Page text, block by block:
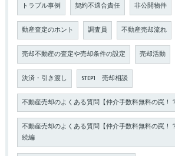
トラブル事例 契約不適合責任 非公開物件
動産査定のホント 調査員 不動産売却流れ
売却不動産の査定や売却条件の設定 売却活動
決済・引き渡し STEP1 売却相談
不動産売却のよくある質問【仲介手数料無料の罠！
不動産売却のよくある質問【仲介手数料無料の罠！
続編